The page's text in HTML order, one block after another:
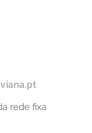
rede fixa